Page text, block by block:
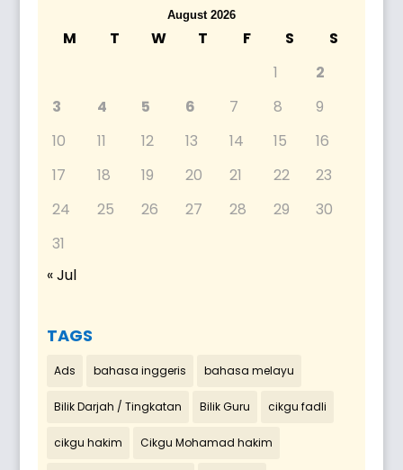
August 2026
M T W T F S
S
1
2
3
4 5 6 7 8
9
10
11 12 13 14 15
16
17
18 19 20 21 22
23
24
25 26 27 28 29
30
31
« Jul
TAGS
Ads bahasa inggeris bahasa melayu
Bilik Darjah / Tingkatan Bilik Guru cikgu fadli
cikgu hakim Cikgu Mohamad hakim